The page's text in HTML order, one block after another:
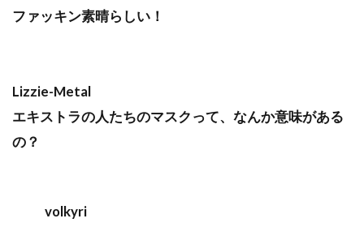
ファッキン素晴らしい！
Lizzie-Metal
エキストラの人たちのマスクって、なんか意味がある
の？
volkyri